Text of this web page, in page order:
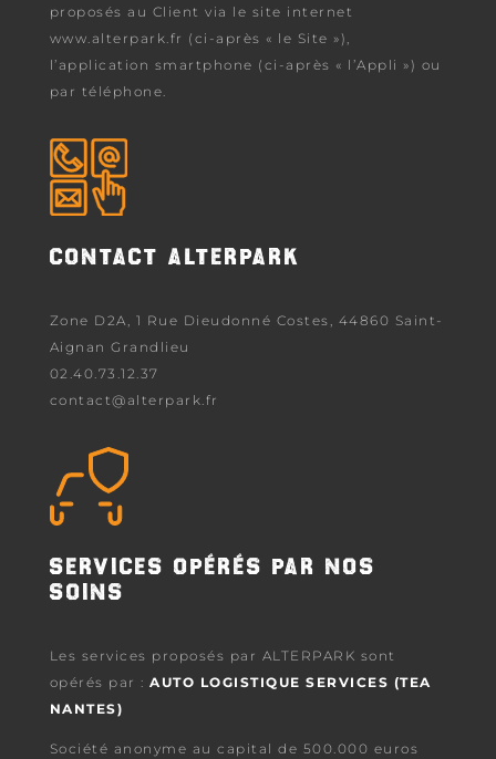
proposés au Client via le site internet
www.alterpark.fr (ci-après « le Site »),
l’application smartphone (ci-après « l’Appli ») ou
par téléphone.
CONTACT ALTERPARK
Zone D2A, 1 Rue Dieudonné Costes, 44860 Saint-
Aignan Grandlieu
02.40.73.12.37
contact@alterpark.fr
SERVICES OPÉRÉS PAR NOS
SOINS
Les services proposés par ALTERPARK sont
opérés par :AUTO LOGISTIQUE SERVICES (TEA
NANTES)
Société anonyme au capital de 500.000 euros